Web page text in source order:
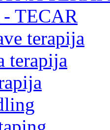
TECAR
terapija
terapija